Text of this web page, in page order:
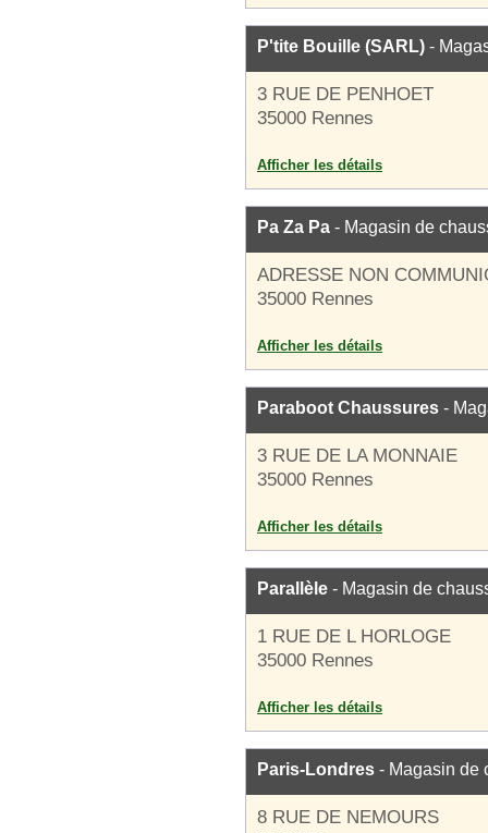
P'tite Bouille (SARL) -
3 RUE DE PENHOET
35000 Rennes
Afficher les détails
Pa Za Pa - Magasin de
ADRESSE NON
35000 Rennes
Afficher les détails
Paraboot Chaussures -
3 RUE DE LA MONNAIE
35000 Rennes
Afficher les détails
Parallèle - Magasin de
1 RUE DE L HORLOGE
35000 Rennes
Afficher les détails
Paris-Londres - Magasin de
8 RUE DE NEMOURS